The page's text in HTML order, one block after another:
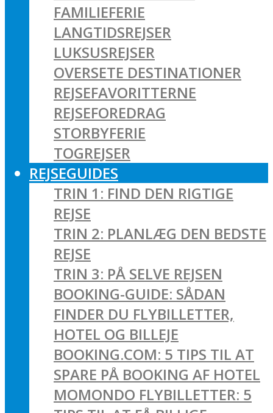
FAMILIEFERIE
LANGTIDSREJSER
LUKSUSREJSER
OVERSETE DESTINATIONER
REJSEFAVORITTERNE
REJSEFOREDRAG
STORBYFERIE
TOGREJSER
REJSEGUIDES
TRIN 1: FIND DEN RIGTIGE
REJSE
TRIN 2: PLANLÆG DEN BEDSTE
REJSE
TRIN 3: PÅ SELVE REJSEN
BOOKING-GUIDE: SÅDAN
FINDER DU FLYBILLETTER,
HOTEL OG BILLEJE
BOOKING.COM: 5 TIPS TIL AT
SPARE PÅ BOOKING AF HOTEL
MOMONDO FLYBILLETTER: 5